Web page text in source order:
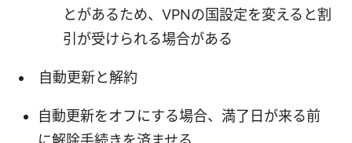
とがあるため、VPNの国設定を変えると割
引が受けられる場合がある
自動更新と解約
自動更新をオフにする場合、満了日が来る前